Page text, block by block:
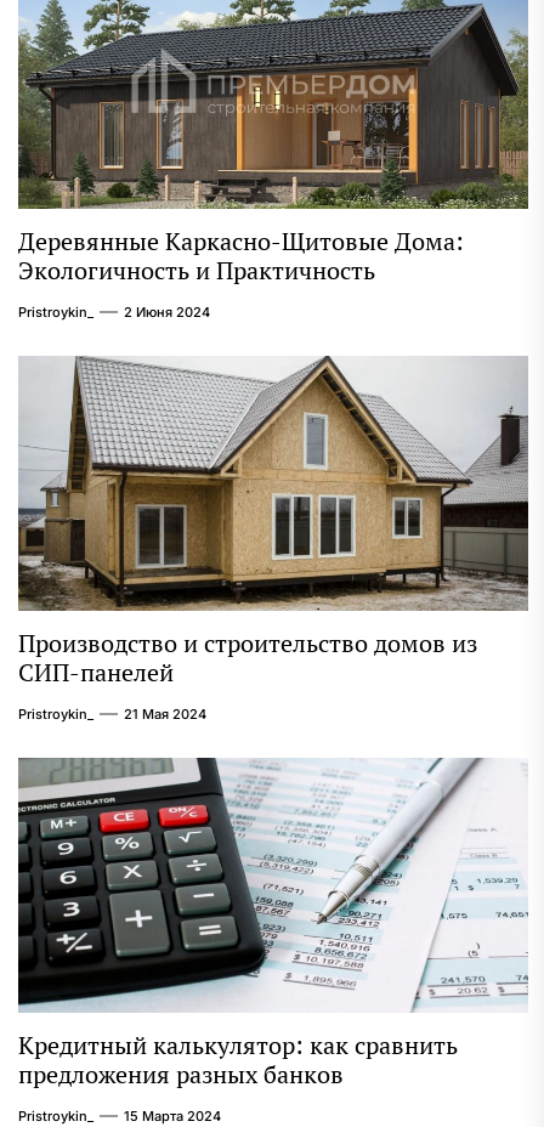
Деревянные Каркасно-Щитовые Дома:
Экологичность и Практичность
Pristroykin_ 2 Июня 2024
Производство и строительство домов из
СИП-панелей
Pristroykin_ 21 Мая 2024
Кредитный калькулятор: как сравнить
предложения разных банков
Pristroykin_ 15 Марта 2024